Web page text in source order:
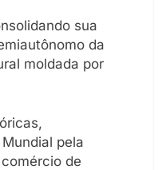
sua
da
moldada por
pela
de